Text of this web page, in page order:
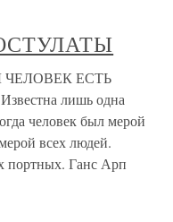
ЕСТЬ
лишь одна
человек был мерой
всех людей.
портных. Ганс Арп